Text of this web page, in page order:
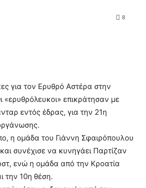
8
για τον Ερυθρό Αστέρα στην
«ερυθρόλευκοι» επικράτησαν με
εντός έδρας, για την 21η
η ομάδα του Γιάννη Σφαιρόπουλου
συνέχισε να κυνηγάει Παρτίζαν
ενώ η ομάδα από την Κροατία
την 10η θέση.